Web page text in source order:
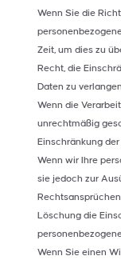
Wenn Sie die
Zeit, um dies zu
Recht, die
Daten zu
Wenn die
unrechtmäßig
Einschränkung
Wenn wir Ihre
sie jedoch zur
Löschung die
Wenn Sie einen